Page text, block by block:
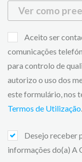
Ver como
Aceito ser
comunicações
para controlo de
autorizo o uso dos
este formulário, nos
Termos de Utilização.
Desejo receber
informações do(a) A